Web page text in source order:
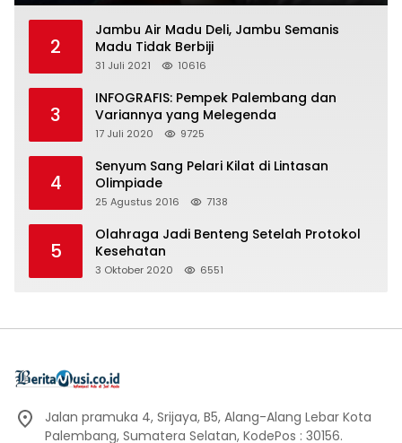
2
Jambu Air Madu Deli, Jambu Semanis
Madu Tidak Berbiji
31 Juli 2021 10616
3
INFOGRAFIS: Pempek Palembang dan
Variannya yang Melegenda
17 Juli 2020 9725
4
Senyum Sang Pelari Kilat di Lintasan
Olimpiade
25 Agustus 2016 7138
5
Olahraga Jadi Benteng Setelah Protokol
Kesehatan
3 Oktober 2020 6551
Jalan pramuka 4, Srijaya, B5, Alang-Alang Lebar Kota
Palembang, Sumatera Selatan, KodePos : 30156.